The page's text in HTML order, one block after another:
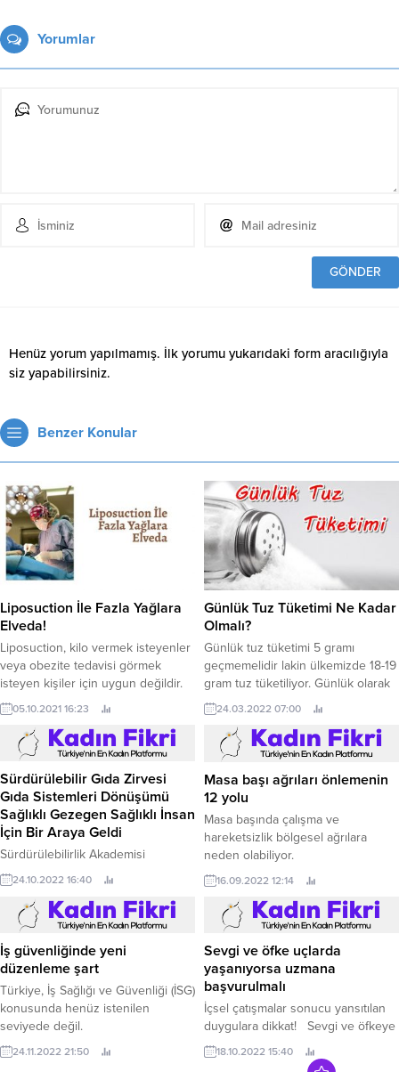
Yorumlar
Henüz yorum yapılmamış. İlk yorumu yukarıdaki form aracılığıyla
siz yapabilirsiniz.
Benzer Konular
Liposuction İle Fazla Yağlara
Elveda!
Liposuction, kilo vermek isteyenler
veya obezite tedavisi görmek
isteyen kişiler için uygun değildir.
Çünkü liposuction fazla yağlanma
görülen bölgelerdeki yağ
dokusunu aldırma işlemidir. Bu
nedenle obez kesime ve kilo
vermek isteyen kesime hitap
etmez.
05.10.2021 16:23
Günlük Tuz Tüketimi Ne Kadar
Olmalı?
Günlük tuz tüketimi 5 gramı
geçmemelidir lakin ülkemizde 18-19
gram tuz tüketiliyor. Günlük olarak
fazla tüketilen tuz sağlık açısından
oldukça zararlıdır. DSÖ (Dünya
Sağlık Örgütü), 5 gramdan fazla
tüketilen tuzun başta kalp
rahatsızlıkları olmak üzere,
hipertansiyon, böbrek, diyabet,
obezite ve bazı kanser türlerinin
görülmesinde artışa neden
olduğunu bildirmiştir. Vücudumuz
sodyuma...
24.03.2022 07:00
Sürdürülebilir Gıda Zirvesi
Gıda Sistemleri Dönüşümü
Sağlıklı Gezegen Sağlıklı İnsan
İçin Bir Araya Geldi
Sürdürülebilirlik Akademisi
tarafından, bu yıl 8’incisi
düzenlenen ‘Sürdürülebilir Gıda
Zirvesi 2022’ ve ‘Dünya Gıda Günü
Buluşması’nda, kamu ve özel
sektör temsilcileri, sivil toplum
kuruluşları ve akademisyenler
tarafından, Rusya-Ukrayna savaşı
ile iklim krizinin gölgesinde,
sürdürülebilirliğin ne derece acil ve
önemli olduğunun altı çizildi.
24.10.2022 16:40
Masa başı ağrıları önlemenin
12 yolu
Masa başında çalışma ve
hareketsizlik bölgesel ağrılara
neden olabiliyor.
16.09.2022 12:14
İş güvenliğinde yeni
düzenleme şart
Türkiye, İş Sağlığı ve Güvenliği (İSG)
konusunda henüz istenilen
seviyede değil.
24.11.2022 21:50
Sevgi ve öfke uçlarda
yaşanıyorsa uzmana
başvurulmalı
İçsel çatışmalar sonucu yansıtılan
duygulara dikkat! Sevgi ve öfkeye
dair duyguların pek çoğu
yansıtıldığı gibi birçoğu da
18.10.2022 15:40